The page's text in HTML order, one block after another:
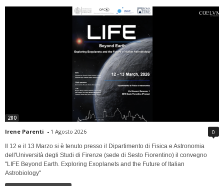
280
Irene Parenti - 1 Agosto 2026 0
Il 12 e il 13 Marzo si è tenuto presso il Dipartimento di Fisica e Astronomia
dell'Università degli Studi di Firenze (sede di Sesto Fiorentino) il convegno
"LIFE Beyond Earth. Exploring Exoplanets and the Future of Italian
Astrobiology"